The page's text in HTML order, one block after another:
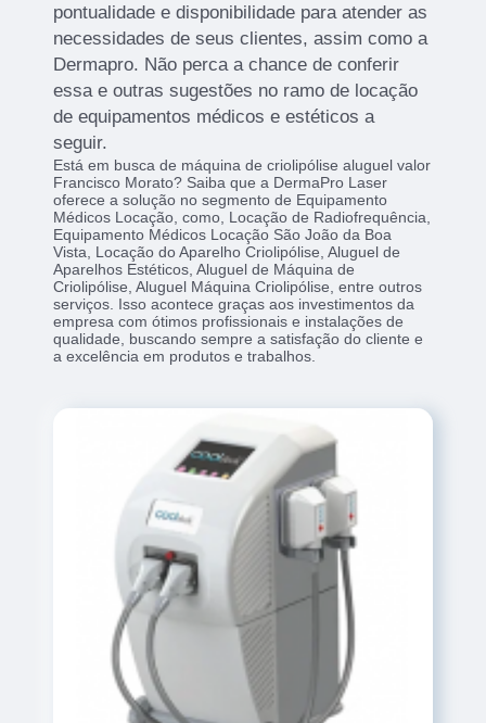
pontualidade e disponibilidade para atender as
necessidades de seus clientes, assim como a
Dermapro. Não perca a chance de conferir
essa e outras sugestões no ramo de locação
de equipamentos médicos e estéticos a
seguir.
Está em busca de máquina de criolipólise aluguel valor
Francisco Morato? Saiba que a DermaPro Laser
oferece a solução no segmento de Equipamento
Médicos Locação, como, Locação de Radiofrequência,
Equipamento Médicos Locação São João da Boa
Vista, Locação do Aparelho Criolipólise, Aluguel de
Aparelhos Estéticos, Aluguel de Máquina de
Criolipólise, Aluguel Máquina Criolipólise, entre outros
serviços. Isso acontece graças aos investimentos da
empresa com ótimos profissionais e instalações de
qualidade, buscando sempre a satisfação do cliente e
a excelência em produtos e trabalhos.